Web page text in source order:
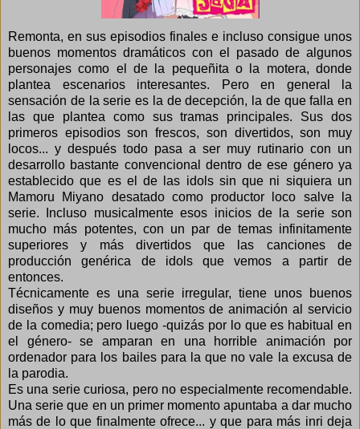
Remonta, en sus episodios finales e incluso consigue unos
buenos momentos dramáticos con el pasado de algunos
personajes como el de la pequeñita o la motera, donde
plantea escenarios interesantes. Pero en general la
sensación de la serie es la de decepción, la de que falla en
las que plantea como sus tramas principales. Sus dos
primeros episodios son frescos, son divertidos, son muy
locos... y después todo pasa a ser muy rutinario con un
desarrollo bastante convencional dentro de ese género ya
establecido que es el de las idols sin que ni siquiera un
Mamoru Miyano desatado como productor loco salve la
serie. Incluso musicalmente esos inicios de la serie son
mucho más potentes, con un par de temas infinitamente
superiores y más divertidos que las canciones de
producción genérica de idols que vemos a partir de
entonces.
Técnicamente es una serie irregular, tiene unos buenos
diseños y muy buenos momentos de animación al servicio
de la comedia; pero luego -quizás por lo que es habitual en
el género- se amparan en una horrible animación por
ordenador para los bailes para la que no vale la excusa de
la parodia.
Es una serie curiosa, pero no especialmente recomendable.
Una serie que en un primer momento apuntaba a dar mucho
más de lo que finalmente ofrece... y que para más inri deja